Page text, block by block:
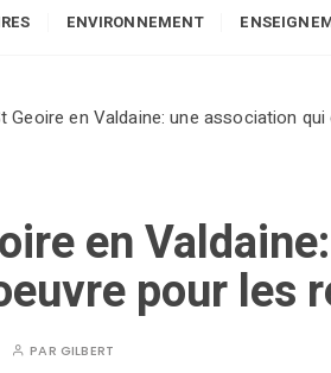
ENVIRONNEMENT
Geoire en Valdaine: une association
en
pour les
PAR GILBERT